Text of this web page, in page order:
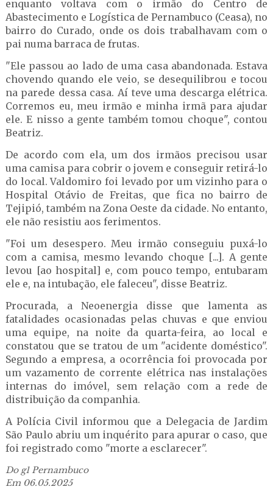
enquanto voltava com o irmão do Centro de
Abastecimento e Logística de Pernambuco (Ceasa), no
bairro do Curado, onde os dois trabalhavam com o
pai numa barraca de frutas.
"Ele passou ao lado de uma casa abandonada. Estava
chovendo quando ele veio, se desequilibrou e tocou
na parede dessa casa. Aí teve uma descarga elétrica.
Corremos eu, meu irmão e minha irmã para ajudar
ele. E nisso a gente também tomou choque", contou
Beatriz.
De acordo com ela, um dos irmãos precisou usar
uma camisa para cobrir o jovem e conseguir retirá-lo
do local. Valdomiro foi levado por um vizinho para o
Hospital Otávio de Freitas, que fica no bairro de
Tejipió, também na Zona Oeste da cidade. No entanto,
ele não resistiu aos ferimentos.
"Foi um desespero. Meu irmão conseguiu puxá-lo
com a camisa, mesmo levando choque [...]. A gente
levou [ao hospital] e, com pouco tempo, entubaram
ele e, na intubação, ele faleceu", disse Beatriz.
Procurada, a Neoenergia disse que lamenta as
fatalidades ocasionadas pelas chuvas e que enviou
uma equipe, na noite da quarta-feira, ao local e
constatou que se tratou de um "acidente doméstico".
Segundo a empresa, a ocorrência foi provocada por
um vazamento de corrente elétrica nas instalações
internas do imóvel, sem relação com a rede de
distribuição da companhia.
A Polícia Civil informou que a Delegacia de Jardim
São Paulo abriu um inquérito para apurar o caso, que
foi registrado como "morte a esclarecer".
Do g1 Pernambuco
Em 06.05.2025